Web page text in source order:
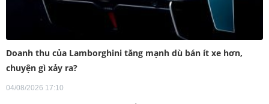
Doanh thu của Lamborghini tăng mạnh dù bán ít xe hơn,
chuyện gì xảy ra?
04/08/2026 17:10